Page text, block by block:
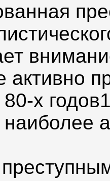
активно
х